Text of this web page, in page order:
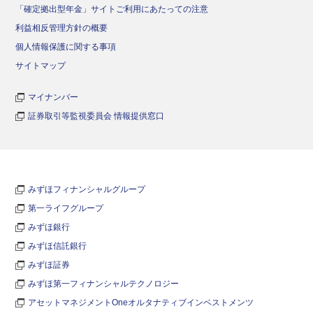
「確定拠出型年金」サイトご利用にあたっての注意
利益相反管理方針の概要
個人情報保護に関する事項
サイトマップ
マイナンバー
証券取引等監視委員会 情報提供窓口
みずほフィナンシャルグループ
第一ライフグループ
みずほ銀行
みずほ信託銀行
みずほ証券
みずほ第一フィナンシャルテクノロジー
アセットマネジメントOneオルタナティブインベストメンツ